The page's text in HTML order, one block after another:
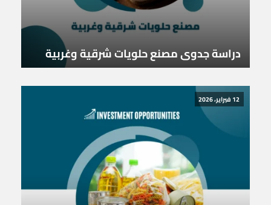
دراسة جدوى مصنع حلويات شرقية وغربية
12 فبراير، 2026